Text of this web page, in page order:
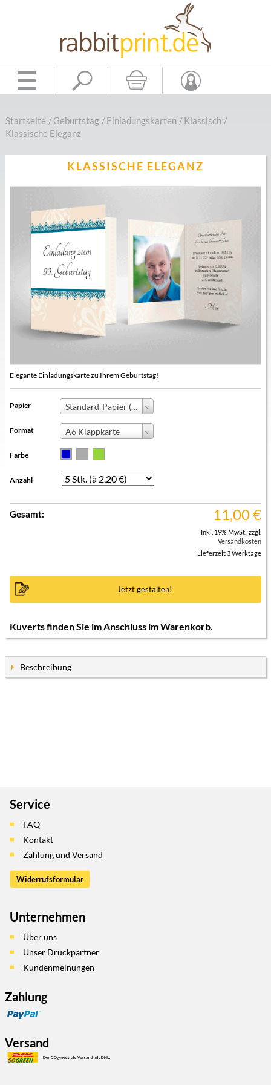
Startseite /Geburtstag /Einladungskarten /Klassisch /
Klassische Eleganz
KLASSISCHE ELEGANZ
Elegante Einladungskarte zu Ihrem Geburtstag!
Papier Standard-Papier (+0,00 €)
Format A6 Klappkarte
Farbe
Anzahl
Gesamt: 11,00€
Inkl. 19% MwSt. zzgl.
Versandkosten
Lieferzeit 3 Werktage
Jetzt gestalten!
Kuverts finden Sie im Anschluss im Warenkorb.
Beschreibung
Service
FAQ
Kontakt
Zahlung und Versand
Widerrufsformular
Unternehmen
Über uns
Unser Druckpartner
Kundenmeinungen
Zahlung
Versand